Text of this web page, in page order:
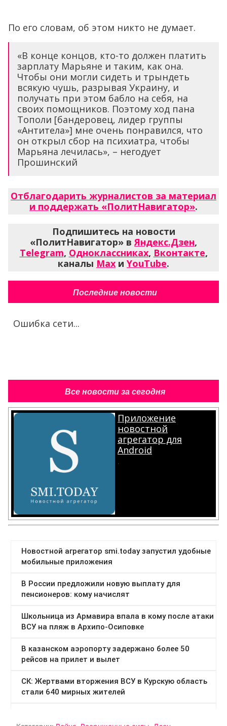
По его словам, об этом никто не думает.
«В конце концов, кто-то должен платить
зарплату Марьяне и таким, как она.
Чтобы они могли сидеть и трындеть
всякую чушь, разрывая Украину, и
получать при этом бабло на себя, на
своих помощников. Поэтому ход пана
Тополи [бандеровец, лидер группы
«Антитела»] мне очень понравился, что
он открыл сбор на психиатра, чтобы
Марьяна лечилась», – негодует
Прошинский
Отблагодарить журналистов за материал
и поддержать «ПолитНавигатор».
Подпишитесь на новости
«ПолитНавигатор» вЯндекс.Дзен,
Telegram, Одноклассниках, Вконтакте,
каналы Max и YouTube.
Последние новости
Ошибка сети...
Все новости за сегодня
Приложение
новостной
агрегатор для
Android
.